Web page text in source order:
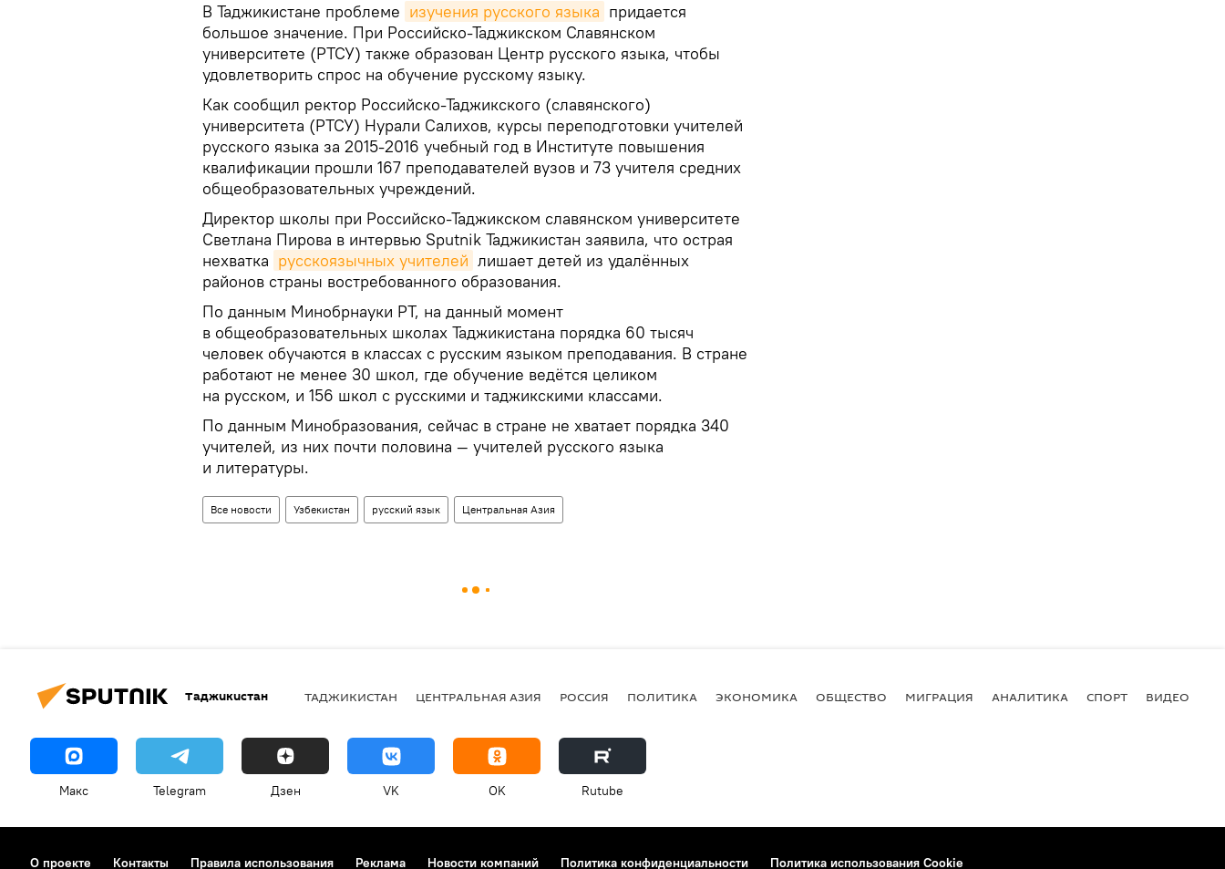
В Таджикистане проблеме изучения русского языка придается
большое значение. При Российско-Таджикском Славянском
университете (РТСУ) также образован Центр русского языка, чтобы
удовлетворить спрос на обучение русскому языку.
Как сообщил ректор Российско-Таджикского (славянского)
университета (РТСУ) Нурали Салихов, курсы переподготовки учителей
русского языка за 2015-2016 учебный год в Институте повышения
квалификации прошли 167 преподавателей вузов и 73 учителя средних
общеобразовательных учреждений.
Директор школы при Российско-Таджикском славянском университете
Светлана Пирова в интервью Sputnik Таджикистан заявила, что острая
нехватка русскоязычных учителей лишает детей из удалённых
районов страны востребованного образования.
По данным Минобрнауки РТ, на данный момент
в общеобразовательных школах Таджикистана порядка 60 тысяч
человек обучаются в классах с русским языком преподавания. В стране
работают не менее 30 школ, где обучение ведётся целиком
на русском, и 156 школ с русскими и таджикскими классами.
По данным Минобразования, сейчас в стране не хватает порядка 340
учителей, из них почти половина — учителей русского языка
и литературы.
Все новости Узбекистан русский язык Центральная Азия
Таджикистан ТАДЖИКИСТАН ЦЕНТРАЛЬНАЯ АЗИЯ РОССИЯ ПОЛИТИКА ЭКОНОМИКА ОБЩЕСТВО МИГРАЦИЯ АНАЛИТИКА СПОРТ ВИДЕО
Макс Telegram Дзен VK OK Rutube
О проекте Контакты Правила использования Реклама Новости компаний Политика конфиденциальности Политика использования Cookie